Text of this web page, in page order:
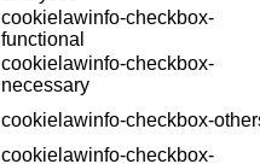
cookielawinfo-checkbox-
functional
cookielawinfo-checkbox-
necessary
cookielawinfo-checkbox-
cookielawinfo-checkbox-